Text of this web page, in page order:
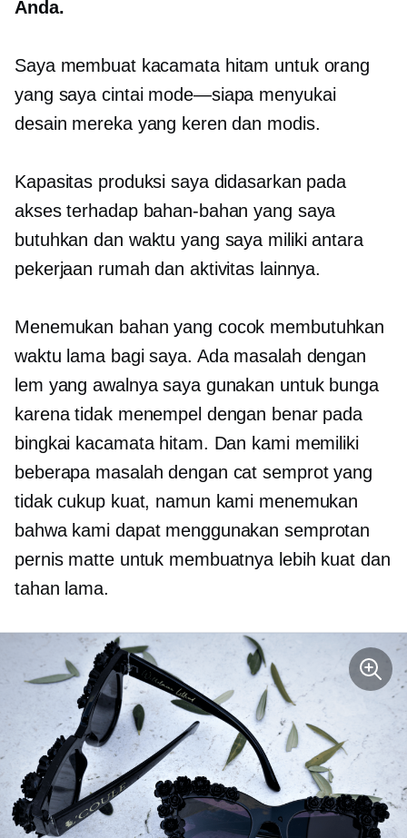
Anda.
Saya membuat kacamata hitam untuk orang
yang saya cintai mode—siapa menyukai
desain mereka yang keren dan modis.
Kapasitas produksi saya didasarkan pada
akses terhadap bahan-bahan yang saya
butuhkan dan waktu yang saya miliki antara
pekerjaan rumah dan aktivitas lainnya.
Menemukan bahan yang cocok membutuhkan
waktu lama bagi saya. Ada masalah dengan
lem yang awalnya saya gunakan untuk bunga
karena tidak menempel dengan benar pada
bingkai kacamata hitam. Dan kami memiliki
beberapa masalah dengan cat semprot yang
tidak cukup kuat, namun kami menemukan
bahwa kami dapat menggunakan semprotan
pernis matte untuk membuatnya lebih kuat dan
tahan lama.